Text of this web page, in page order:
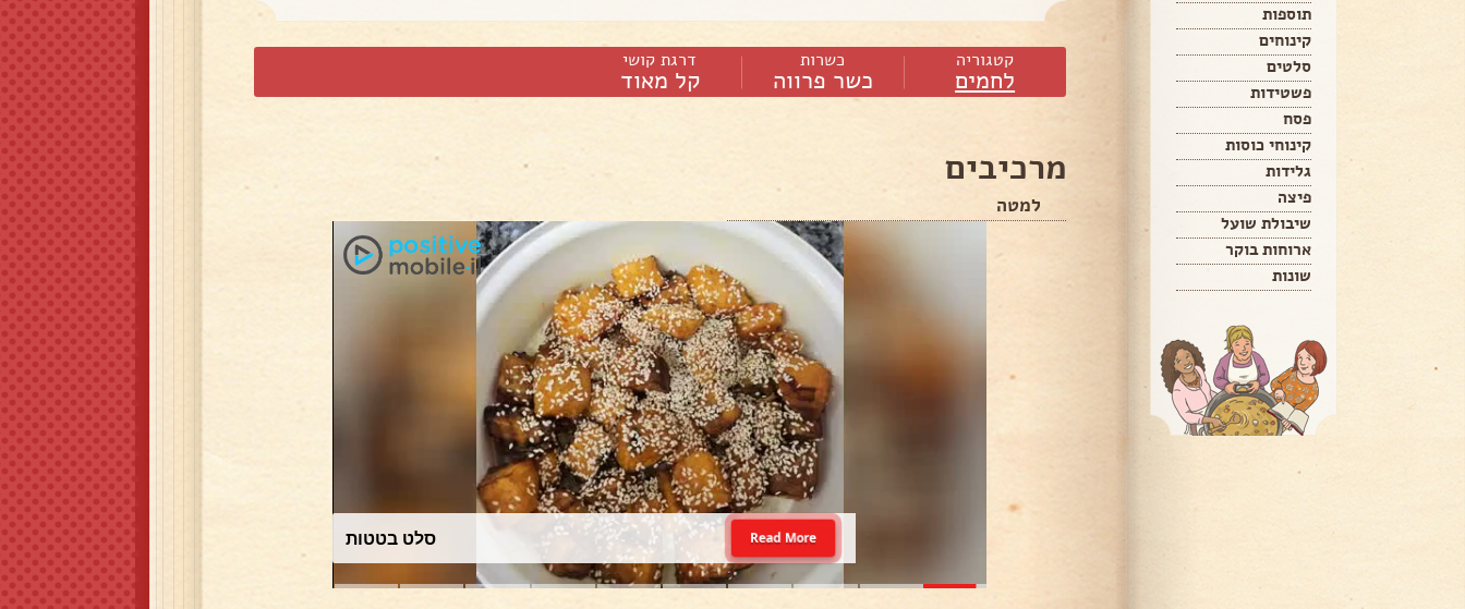
תוספות
קינוחים
סלטים
פשטידות
פסח
קינוחי כוסות
גלידות
פיצה
שיבולת שועל
ארוחות בוקר
שונות
קטגוריה
לחמים
כשרות
כשר פרווה
דרגת קושי
קל מאוד
מרכיבים
למטה
כרוב לבן Read More